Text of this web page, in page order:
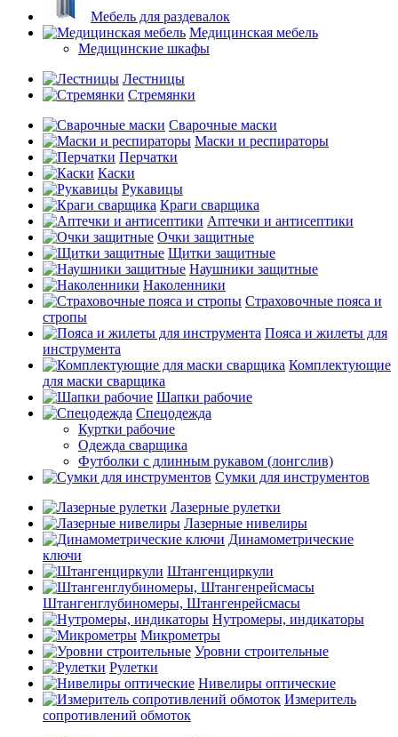
Мебель для раздевалок
Медицинская мебель
Медицинские шкафы
Лестницы
Стремянки
Сварочные маски
Маски и респираторы
Перчатки
Каски
Рукавицы
Краги сварщика
Аптечки и антисептики
Очки защитные
Щитки защитные
Наушники защитные
Наколенники
Страховочные пояса и
стропы
Пояса и жилеты для
инструмента
Комплектующие
для маски сварщика
Шапки рабочие
Спецодежда
Куртки рабочие
Одежда сварщика
Футболки с длинным рукавом (лонгслив)
Сумки для инструментов
Лазерные рулетки
Лазерные нивелиры
Динамометрические
ключи
Штангенциркули
Штангенглубиномеры, Штангенрейсмасы
Нутромеры, индикаторы
Микрометры
Уровни строительные
Рулетки
Нивелиры оптические
Измеритель
сопротивлений обмоток